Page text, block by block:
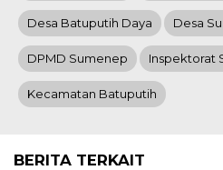
Desa Batuputih Daya Desa
DPMD Sumenep Inspektorat
Kecamatan Batuputih
BERITA TERKAIT